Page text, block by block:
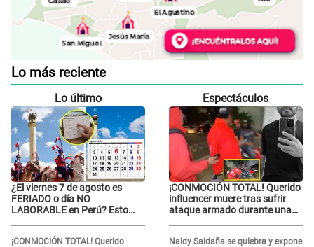
Lo más reciente
Lo último
¿El viernes 7 de agosto es
FERIADO o día NO
LABORABLE en Perú? Esto
¡CONMOCIÓN TOTAL! Querido
Espectáculos
¡CONMOCIÓN TOTAL! Querido
influencer muere tras sufrir
ataque armado durante una
Naldy Saldaña se quiebra y expone